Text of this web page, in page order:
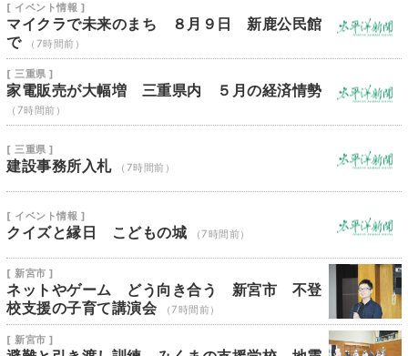
[ イベント情報 ]
マイクラで未来のまち ８月９日 新鹿公民館
で
（7時間前）
[ 三重県 ]
家電販売が大幅増 三重県内 ５月の経済情勢
（7時間前）
[ 三重県 ]
建設事務所入札 （7時間前）
[ イベント情報 ]
クイズと縁日 こどもの城 （7時間前）
[ 新宮市 ]
ネットやゲーム どう向き合う 新宮市 不登
校支援の子育て講演会
（7時間前）
[ 新宮市 ]